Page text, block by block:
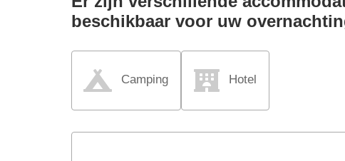
beschikbaar voor uw
Camping Hotel